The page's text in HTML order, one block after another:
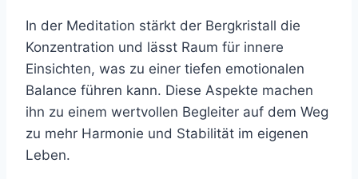
In der Meditation stärkt der Bergkristall die
Konzentration und lässt Raum für innere
Einsichten, was zu einer tiefen emotionalen
Balance führen kann. Diese Aspekte machen
ihn zu einem wertvollen Begleiter auf dem Weg
zu mehr Harmonie und Stabilität im eigenen
Leben.